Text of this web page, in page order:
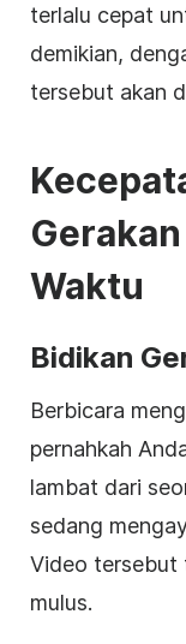
terlalu cepat
demikian,
tersebut akan
Waktu
Bidikan
Berbicara
pernahkah
lambat dari
sedang
Video tersebut
mulus.